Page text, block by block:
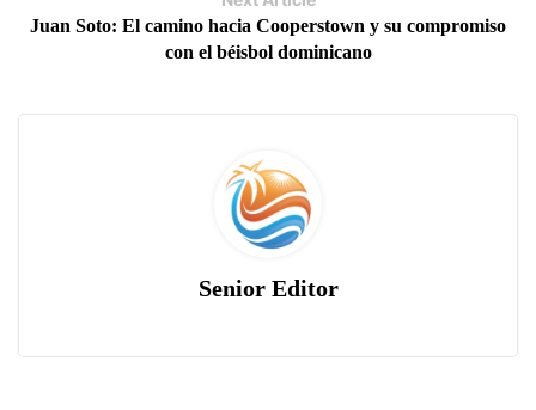
Juan Soto: El camino hacia Cooperstown y su compromiso
con el béisbol dominicano
Senior Editor